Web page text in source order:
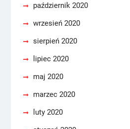
październik 2020
wrzesień 2020
sierpień 2020
lipiec 2020
maj 2020
marzec 2020
luty 2020